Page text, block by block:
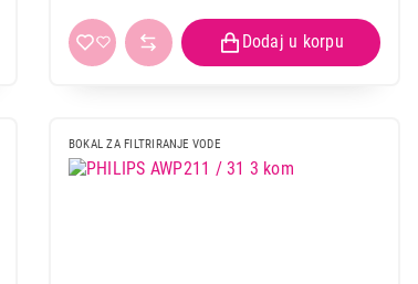
BOKAL ZA FILTRIRANJE VODE